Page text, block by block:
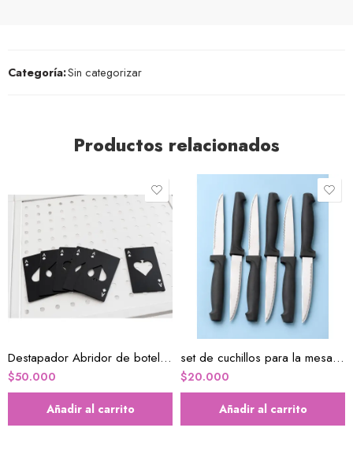
Categoría:Sin categorizar
Productos relacionados
Destapador Abridor de botellas con forma de póquer por 1/2 docena
$50.000
Añadir al carrito
set de cuchillos para la mesa x6u
$20.000
Añadir al carrito